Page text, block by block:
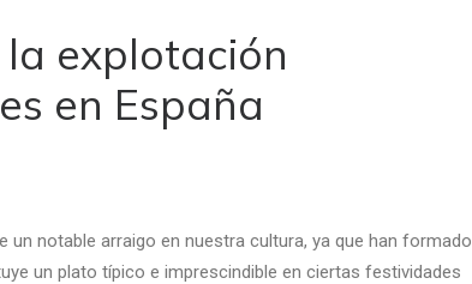
explotación
en España
notable arraigo en nuestra cultura, ya que han formado
un plato típico e imprescindible en ciertas festividades